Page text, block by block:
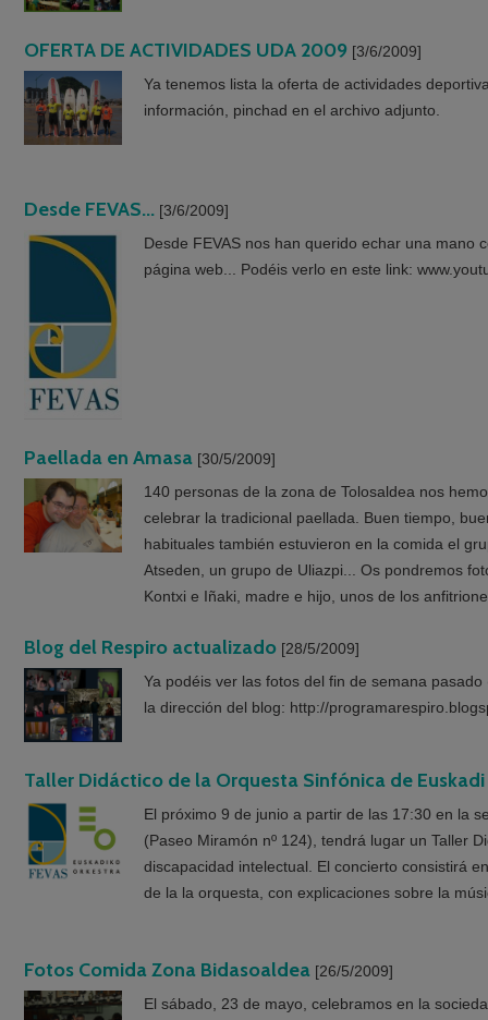
OFERTA DE ACTIVIDADES UDA 2009 [3/6/2009]
Ya tenemos lista la oferta de actividades
información, pinchad en el archivo adjunto.
Desde FEVAS... [3/6/2009]
Desde FEVAS nos han querido echar una mano
página web... Podéis verlo en este link:
Paellada en Amasa [30/5/2009]
140 personas de la zona de Tolosaldea nos
celebrar la tradicional paellada. Buen tiempo,
habituales también estuvieron en la comida el
Atseden, un grupo de Uliazpi... Os pondremos
Kontxi e Iñaki, madre e hijo, unos de los
Blog del Respiro actualizado [28/5/2009]
Ya podéis ver las fotos del fin de semana
la dirección del blog: http://
Taller Didáctico de la Orquesta Sinfónica de Euskadi
El próximo 9 de junio a partir de las 17:30 en la
(Paseo Miramón nº 124), tendrá lugar un Taller
discapacidad intelectual. El concierto consistirá
de la la orquesta, con explicaciones sobre la
Fotos Comida Zona Bidasoaldea [26/5/2009]
El sábado, 23 de mayo, celebramos en la